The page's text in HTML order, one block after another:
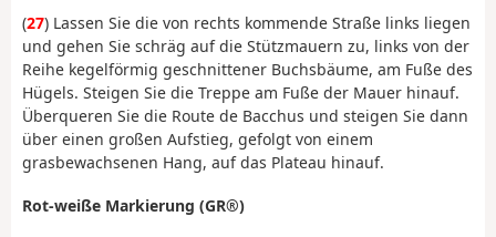
(27) Lassen Sie die von rechts kommende Straße links liegen
und gehen Sie schräg auf die Stützmauern zu, links von der
Reihe kegelförmig geschnittener Buchsbäume, am Fuße des
Hügels. Steigen Sie die Treppe am Fuße der Mauer hinauf.
Überqueren Sie die Route de Bacchus und steigen Sie dann
über einen großen Aufstieg, gefolgt von einem
grasbewachsenen Hang, auf das Plateau hinauf.
Rot-weiße Markierung (GR®)